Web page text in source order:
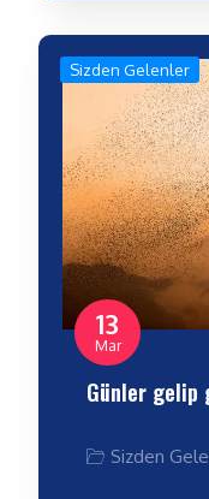
13
Mar
Sizden Gelenler
Günler gelip
Sizden